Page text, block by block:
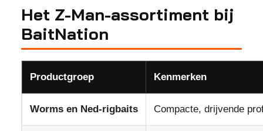
Het Z-Man-assortiment bij
BaitNation
Productgroep Kenmerken
Worms en Ned-rigbaits Compacte, drijvende